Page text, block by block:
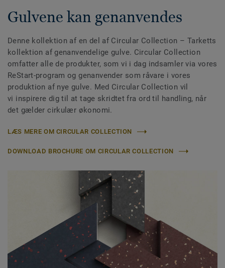
Gulvene kan genanvendes
Denne kollektion af en del af Circular Collection – Tarketts
kollektion af genanvendelige gulve. Circular Collection
omfatter alle de produkter, som vi i dag indsamler via vores
ReStart-program og genanvender som råvare i vores
produktion af nye gulve. Med Circular Collection vil
vi inspirere dig til at tage skridtet fra ord til handling, når
det gælder cirkulær økonomi.
LÆS MERE OM CIRCULAR COLLECTION
DOWNLOAD BROCHURE OM CIRCULAR COLLECTION